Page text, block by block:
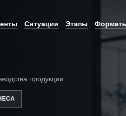
Ситуации Этапы
продукции